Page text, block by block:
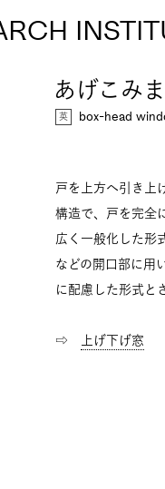
あげこみ
box-head
戸を上方へ引き上
構造で、戸を完全
広く一般化した形
などの開口部に用
に配慮した形式と
⇨ 上げ下げ窓